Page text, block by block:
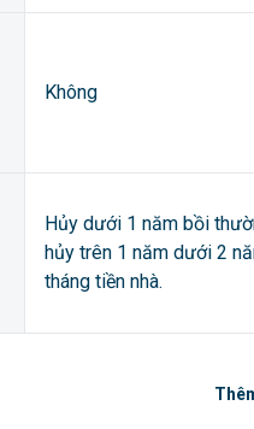
Không
Hủy dưới 1 năm bồi
hủy trên 1 năm dưới 2
tháng tiền nhà.